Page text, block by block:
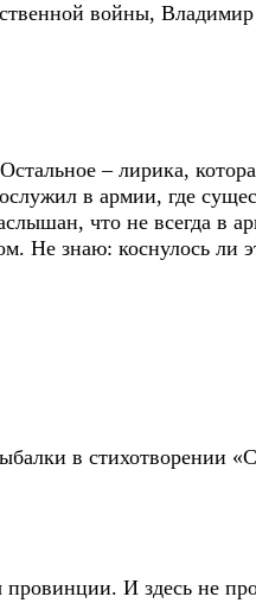
войны,
– лирика,
в армии, где
что не всегда в
Не знаю: коснулось ли
в стихотворении
И здесь не